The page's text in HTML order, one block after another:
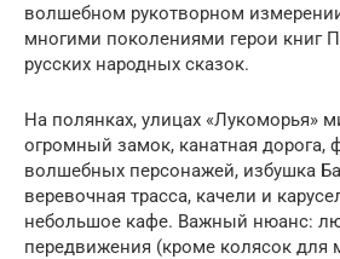
волшебном рукотворном
многими поколениями герои книг
русских народных сказок.
На полянках, улицах «Лукоморья»
огромный замок, канатная дорога,
волшебных персонажей, избушка
веревочная трасса, качели и
небольшое кафе. Важный нюанс:
передвижения (кроме колясок